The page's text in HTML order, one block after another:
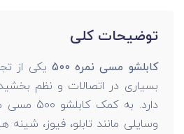
توضیحات کلی
کابلشو مسی نمره 500
یکی از
بسیاری در اتصالات و نظم
دارد. به
وسایلی مانند تابلو، فیوز،